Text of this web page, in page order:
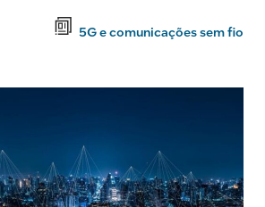
5G e comunicações sem fio